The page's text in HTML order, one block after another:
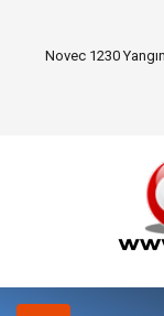
Skoda Yedek